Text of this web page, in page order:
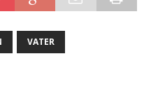
VATER